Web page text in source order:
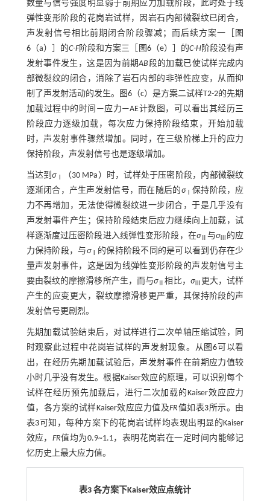
数量与信号强度明显弱于前期应力加载阶段，此时处于线
弹性变形阶段的花岗岩试样，因岩石内部微裂纹已闭合，
声发射信号相比前期闭合阶段骤减；而后续方案一［
图
6（a）］的C-F阶段和方案三［ 图6（e）］的C-H阶段没有声
发射事件发生，这是因为前期AB段的加载已使试样完成内
部微裂纹的闭合，消除了岩石内部的非弹性应变，从而抑
制了声发射活动的发生。
图6 （c）是方案二试样T2-2的先期
加载过程中的时间—应力—AE计数图，可以看出其经历三
阶段应力逐级加载，每次应力保持阶段结束，开始加载
时，声发射事件骤然增加。同时，在三级阶梯上升的应力
保持阶段，声发射信号也是逐级增加。
当达到σ
（30 MPa）时，试样处于压密阶段，内部微裂纹
逐渐闭合，产生声发射信号，而在随后的σⅠ 保持阶段，应
力不再增加，无法使得微裂纹进一步闭合，于是几乎没有
声发射事件产生；保持阶段结束后应力继续向上加载，试
样逐渐度过压密阶段进入线弹性变形阶段，在σⅡ 与σ
的应
力保持阶段，与σⅠ
的保持阶段不同的是可以看到仍存在少
量声发射事件，这是因为线弹性变形阶段的声发射信号主
要由裂纹的摩擦滑移所产生，而与σ Ⅱ相比， σⅢ
更大，试样
产生的应变更大，裂纹摩擦滑移更严重，其保持阶段的声
发射信号更剧烈。
先期加载试验结束后，对试样进行二次单轴压缩试验，同
时观察此过程中花岗岩试样的声发射现象。从图6 可以看
出，在经历先期加载试验后，声发射事件在前期应力值较
小时几乎没有发生。根据Kaiser效应的原理，可以识别每个
试样在经历预先加载后，进行二次加载的Kaiser效应应力
值，各方案的试样Kaiser效应应力值及FR值如 表3所示。由
表3 可知，每种方案下的花岗岩试样均表现出明显的Kaiser
效应， FR值均为0.9~1.1，表明花岗岩在一定时间内能够记
忆历史上最大应力值。
表3 各方案下Kaiser效应点统计